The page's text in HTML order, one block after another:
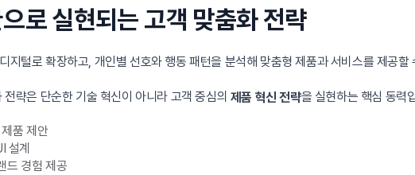
로 실현되는 고객 맞춤화 전략
지털로 확장하고, 개인별 선호와 행동 패턴을 분석해 맞춤형 제품과 서비스를 제공
전략은 단순한 기술 혁신이 아니라 고객 중심의 제품 혁신 전략을 실현하는 핵심 동력
품 제안
설계
드 경험 제공